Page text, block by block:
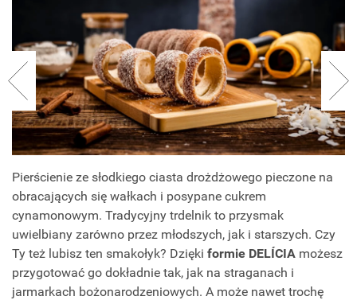
Pierścienie ze słodkiego ciasta drożdżowego pieczone na
obracających się wałkach i posypane cukrem
cynamonowym. Tradycyjny trdelnik to przysmak
uwielbiany zarówno przez młodszych, jak i starszych. Czy
Ty też lubisz ten smakołyk? Dzięki formie DELÍCIA możesz
przygotować go dokładnie tak, jak na straganach i
jarmarkach bożonarodzeniowych. A może nawet trochę